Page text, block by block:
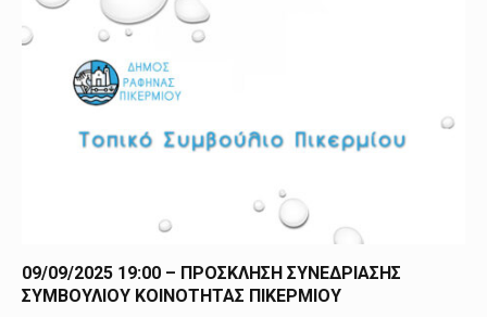
09/09/2025 19:00 – ΠΡΟΣΚΛΗΣΗ ΣΥΝΕΔΡΙΑΣΗΣ
ΣΥΜΒΟΥΛΙΟΥ ΚΟΙΝΟΤΗΤΑΣ ΠΙΚΕΡΜΙΟΥ